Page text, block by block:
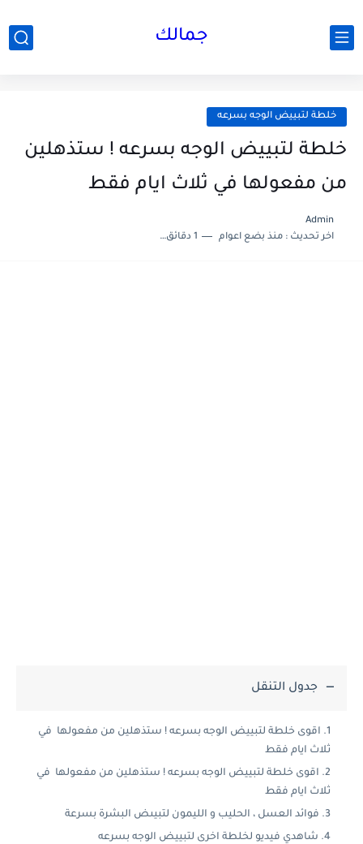
جمالك
خلطة لتبييض الوجه بسرعه
خلطة لتبييض الوجه بسرعه ! ستذهلين
من مفعولها في ثلاث ايام فقط
Admin
اخر تحديث :منذ بضع اعوام 1 دقائق للقراءة
جدول التنقل
اقوى خلطة لتبييض الوجه بسرعه ! ستذهلين من مفعولها في
ثلاث ايام فقط
اقوى خلطة لتبييض الوجه بسرعه ! ستذهلين من مفعولها في
ثلاث ايام فقط
فوائد العسل ، الحليب و الليمون لتبيىض البشرة بسرعة
شاهدي فيديو لخلطة اخرى لتبييض الوجه بسرعه